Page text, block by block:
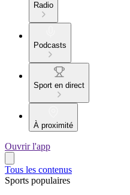
Radio
Podcasts
Sport en direct
À proximité
Ouvrir l'app
Tous les contenus
Sports populaires